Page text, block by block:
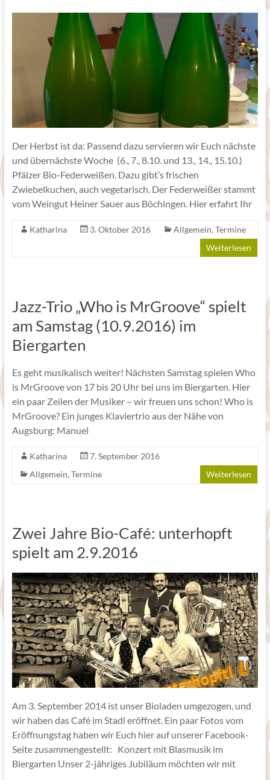
Der Herbst ist da: Passend dazu servieren wir Euch nächste
und übernächste Woche (6., 7., 8.10. und 13., 14., 15.10.)
Pfälzer Bio-Federweißen. Dazu gibt’s frischen
Zwiebelkuchen, auch vegetarisch. Der Federweißer stammt
vom Weingut Heiner Sauer aus Böchingen. Hier erfahrt Ihr
Katharina 3. Oktober 2016 Allgemein, Termine
Weiterlesen
Jazz-Trio „Who is MrGroove“ spielt
am Samstag (10.9.2016) im
Biergarten
Es geht musikalisch weiter! Nächsten Samstag spielen Who
is MrGroove von 17 bis 20 Uhr bei uns im Biergarten. Hier
ein paar Zeilen der Musiker – wir freuen uns schon! Who is
MrGroove? Ein junges Klaviertrio aus der Nähe von
Augsburg: Manuel
Katharina
7. September 2016
Allgemein, Termine Weiterlesen
Zwei Jahre Bio-Café: unterhopft
spielt am 2.9.2016
Am 3. September 2014 ist unser Bioladen umgezogen, und
wir haben das Café im Stadl eröffnet. Ein paar Fotos vom
Eröffnungstag haben wir Euch hier auf unserer Facebook-
Seite zusammengestellt: Konzert mit Blasmusik im
Biergarten Unser 2-jähriges Jubiläum möchten wir mit